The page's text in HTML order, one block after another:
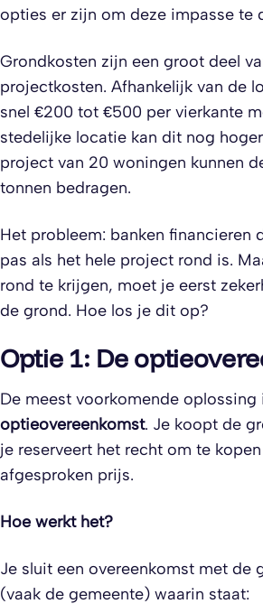
opties er zijn om deze impasse te
Grondkosten zijn een groot deel
projectkosten. Afhankelijk van de
snel €200 tot €500 per vierkante
stedelijke locatie kan dit nog
project van 20 woningen kunnen
tonnen bedragen.
Het probleem: banken financieren
pas als het hele project rond is.
rond te krijgen, moet je eerst
de grond. Hoe los je dit op?
Optie 1: De
De meest voorkomende oplossing
optieovereenkomst. Je koopt de
je reserveert het recht om te
afgesproken prijs.
Hoe werkt het?
Je sluit een overeenkomst met de
(vaak de gemeente) waarin staat: